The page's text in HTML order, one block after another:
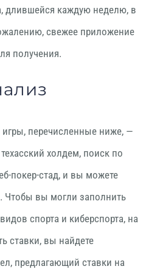
длившейся каждую неделю, в
свежее приложение
получения.
перечисленные ниже, —
холдем, поиск по
покер-стад, и вы можете
Чтобы вы могли заполнить
спорта и киберспорта, на
ставки, вы найдете
предлагающий ставки на